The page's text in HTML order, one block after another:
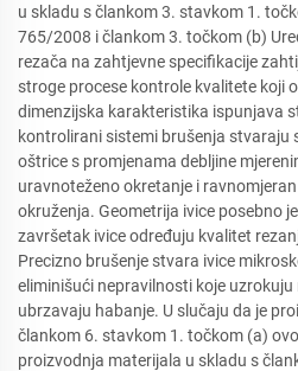
u skladu s člankom 3. stavkom 1.
765/2008 i člankom 3. točkom (b)
rezača na zahtjevne specifikacije
stroge procese kontrole kvalitete koji
dimenzijska karakteristika ispunjava
kontrolirani sistemi brušenja stvaraju
oštrice s promjenama debljine
uravnoteženo okretanje i
okruženja. Geometrija ivice posebno
završetak ivice određuju kvalitet
Precizno brušenje stvara ivice
eliminišući nepravilnosti koje
ubrzavaju habanje. U slučaju da je
člankom 6. stavkom 1. točkom (a)
proizvodnja materijala u skladu s